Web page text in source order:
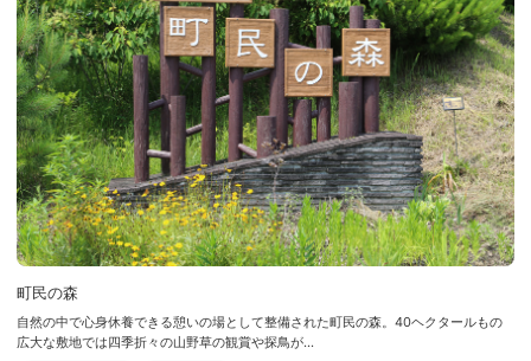
町民の森
自然の中で心身休養できる憩いの場として整備された町民の森。40ヘクタールもの
広大な敷地では四季折々の山野草の観賞や探鳥が...